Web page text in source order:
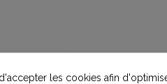
les cookies afin